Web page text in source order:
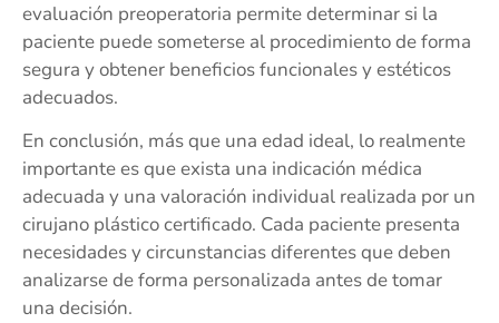
evaluación preoperatoria permite determinar si la
paciente puede someterse al procedimiento de forma
segura y obtener beneficios funcionales y estéticos
adecuados.
En conclusión, más que una edad ideal, lo realmente
importante es que exista una indicación médica
adecuada y una valoración individual realizada por un
cirujano plástico certificado. Cada paciente presenta
necesidades y circunstancias diferentes que deben
analizarse de forma personalizada antes de tomar
una decisión.